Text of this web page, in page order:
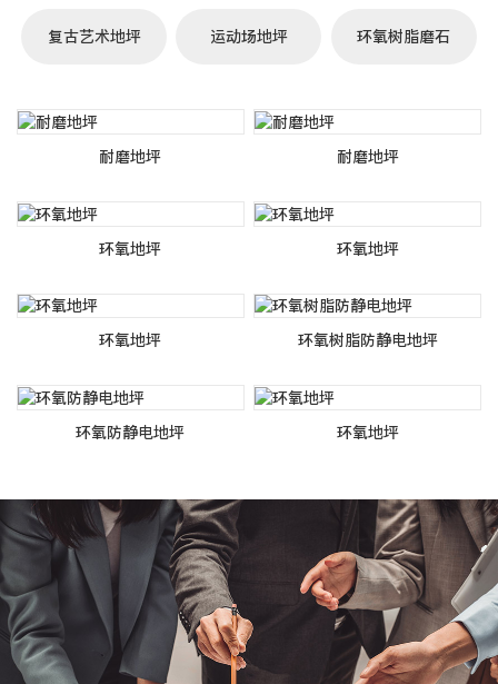
复古艺术地坪 运动场地坪 环氧树脂磨石
耐磨地坪 耐磨地坪
环氧地坪 环氧地坪
环氧地坪 环氧树脂防静电地坪
环氧防静电地坪 环氧地坪